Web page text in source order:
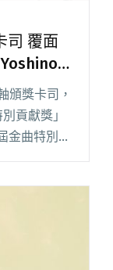
司 覆面
擔
頒獎卡司，
貢獻獎」
金曲特別貢
金音創作
金音獎公
樂人